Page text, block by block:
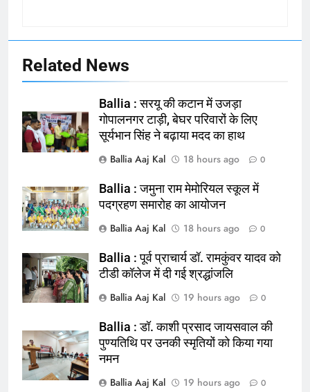
164
चिकित्सक, किया प्रदर्शन
NATIONAL बलिया
165
बलिया को मिलेगी नई ट्रेन की सौगात
NATIONAL बलिया
166
Related News
Ballia : सरयू की कटान में उजड़ा
गोपालनगर टाड़ी, बेघर परिवारों के लिए
सूर्यभान सिंह ने बढ़ाया मदद का हाथ
Ballia Aaj Kal
18 hours ago 0
Ballia : जमुना राम मेमोरियल स्कूल में
पदग्रहण समारोह का आयोजन
Ballia Aaj Kal
18 hours ago 0
Ballia : पूर्व प्राचार्य डॉ. रामकुंवर यादव को
टीडी कॉलेज में दी गई श्रद्धांजलि
Ballia Aaj Kal
19 hours ago 0
Ballia : डॉ. काशी प्रसाद जायसवाल की
पुण्यतिथि पर उनकी स्मृतियों को किया गया
नमन
Ballia Aaj Kal
19 hours ago 0